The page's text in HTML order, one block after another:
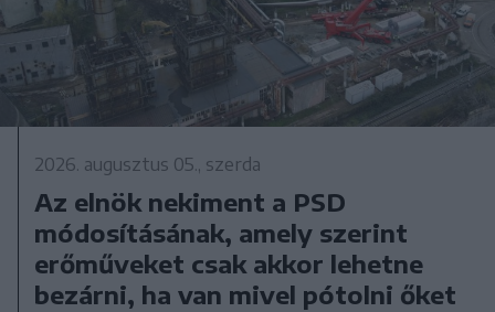
2026. augusztus 05., szerda
Az elnök nekiment a PSD
módosításának, amely szerint
erőműveket csak akkor lehetne
bezárni, ha van mivel pótolni őket